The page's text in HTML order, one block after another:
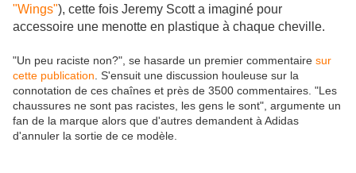
"Wings"), cette fois Jeremy Scott a imaginé pour
accessoire une menotte en plastique à chaque cheville.
"Un peu raciste non?", se hasarde un premier commentaire sur
cette publication . S'ensuit une discussion houleuse sur la
connotation de ces chaînes et près de 3500 commentaires. "Les
chaussures ne sont pas racistes, les gens le sont", argumente un
fan de la marque alors que d'autres demandent à Adidas
d'annuler la sortie de ce modèle.